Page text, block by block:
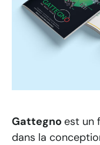
Gattegno est un
dans la